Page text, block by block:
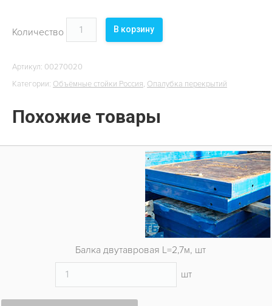
Количество В корзину
Артикул: 00270020
Категории: Объёмные стойки Россия, Опалубка перекрытий
Похожие товары
Балка двутавровая L=2,7м, шт
шт